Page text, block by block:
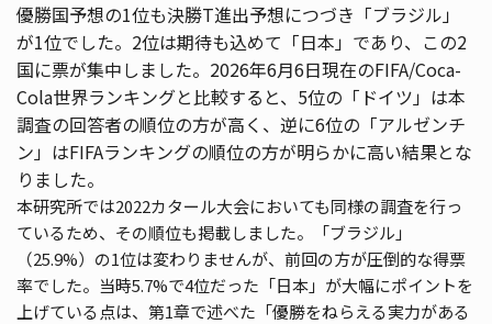
優勝国予想の1位も決勝T進出予想につづき「ブラジル」
が1位でした。2位は期待も込めて「日本」であり、この2
国に票が集中しました。2026年6月6日現在のFIFA/Coca-
Cola世界ランキングと比較すると、5位の「ドイツ」は本
調査の回答者の順位の方が高く、逆に6位の「アルゼンチ
ン」はFIFAランキングの順位の方が明らかに高い結果とな
りました。
本研究所では2022カタール大会においても同様の調査を行っ
ているため、その順位も掲載しました。「ブラジル」
（25.9%）の1位は変わりませんが、前回の方が圧倒的な得票
率でした。当時5.7%で4位だった「日本」が大幅にポイントを
上げている点は、第1章で述べた「優勝をねらえる実力がある